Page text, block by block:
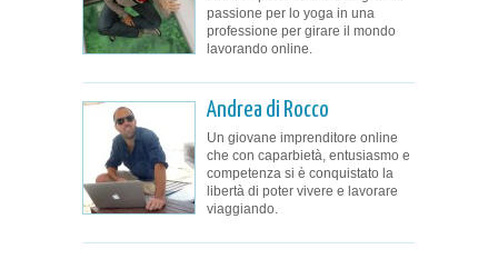
passione per lo yoga in una
professione per girare il mondo
lavorando online.
Andrea di Rocco
Un giovane imprenditore online
che con caparbietà, entusiasmo e
competenza si è conquistato la
libertà di poter vivere e lavorare
viaggiando.